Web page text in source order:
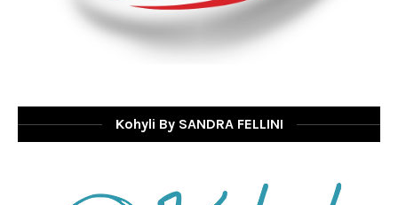
Kohyli By SANDRA FELLINI